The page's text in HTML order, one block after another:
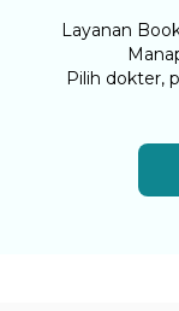
Layanan
Pilih dokter,